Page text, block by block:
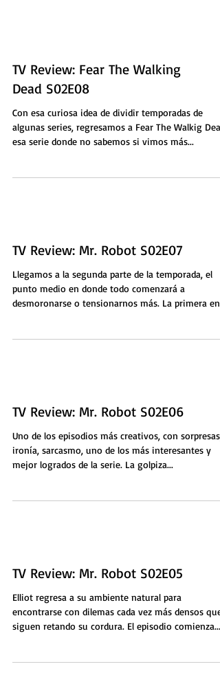
TV Review: Fear The Walking
Dead S02E08
Con esa curiosa idea de dividir temporadas de
algunas series, regresamos a Fear The Walkig
esa serie donde no sabemos si vimos más...
TV Review: Mr. Robot S02E07
Llegamos a la segunda parte de la temporada, el
punto medio en donde todo comenzará a
desmoronarse o tensionarnos más. La primera en...
TV Review: Mr. Robot S02E06
Uno de los episodios más creativos, con sorpresas,
ironía, sarcasmo, uno de los más interesantes y
mejor logrados de la serie. La golpiza...
TV Review: Mr. Robot S02E05
Elliot regresa a su ambiente natural para
encontrarse con dilemas cada vez más densos que
siguen retando su cordura. El episodio comienza...